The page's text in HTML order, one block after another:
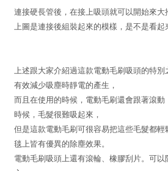
連接硬長管後，在接上吸頭就可以開始來大
上圖是連接後組裝起來的模樣，是不是看起
上述跟大家介紹過這款電動毛刷吸頭的特別
有效減少吸塵時靜電的產生，
而且在使用的時候，電動毛刷還會跟著滾
時候，毛髮很難吸起來，
但是這款電動毛刷可很容易把這些毛髮都
毯上皆有優異的除塵效果。
電動毛刷吸頭上還有滾輪、橡膠刮片。可